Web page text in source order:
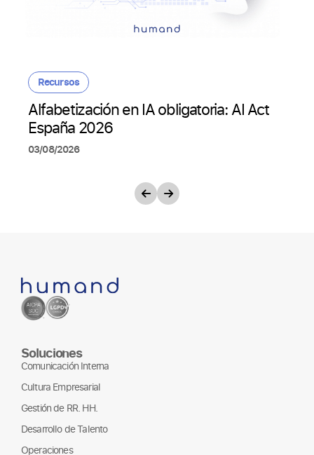
Recursos
Alfabetización en IA obligatoria: AI Act
España 2026
03/08/2026
Soluciones
Comunicación Interna
Cultura Empresarial
Gestión de RR. HH.
Desarrollo de Talento
Operaciones